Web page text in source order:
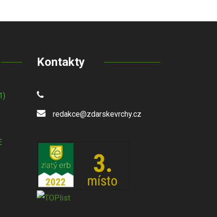
Kontakty
redakce@zdarskevrchy.cz